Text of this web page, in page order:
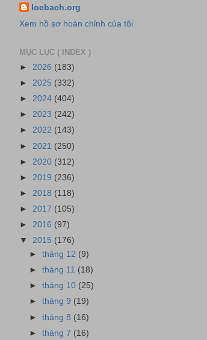
locbach.org
Xem hồ sơ hoàn chỉnh của tôi
MỤC LỤC ( INDEX )
► 2026 (183)
► 2025 (332)
► 2024 (404)
► 2023 (242)
► 2022 (143)
► 2021 (250)
► 2020 (312)
► 2019 (236)
► 2018 (118)
► 2017 (105)
► 2016 (97)
▼ 2015 (176)
►tháng 12 (9)
►tháng 11 (18)
►tháng 10 (25)
►tháng 9 (19)
►tháng 8 (16)
►tháng 7 (16)